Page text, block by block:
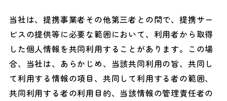
当社は、提携事業者その他第三者との間で、提携サー
ビスの提供等に必要な範囲において、利用者から取得
した個人情報を共同利用することがあります。この場
合、当社は、あらかじめ、当該共同利用の旨、共同し
て利用する情報の項目、共同して利用する者の範囲、
共同利用する者の利用目的、当該情報の管理責任者の